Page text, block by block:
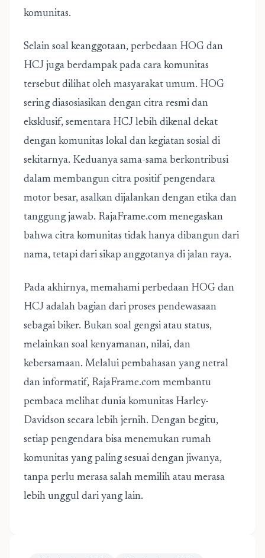
komunitas.
Selain soal keanggotaan, perbedaan HOG dan
HCJ juga berdampak pada cara komunitas
tersebut dilihat oleh masyarakat umum. HOG
sering diasosiasikan dengan citra resmi dan
eksklusif, sementara HCJ lebih dikenal dekat
dengan komunitas lokal dan kegiatan sosial di
sekitarnya. Keduanya sama-sama berkontribusi
dalam membangun citra positif pengendara
motor besar, asalkan dijalankan dengan etika dan
tanggung jawab. RajaFrame.com menegaskan
bahwa citra komunitas tidak hanya dibangun dari
nama, tetapi dari sikap anggotanya di jalan raya.
Pada akhirnya, memahami perbedaan HOG dan
HCJ adalah bagian dari proses pendewasaan
sebagai biker. Bukan soal gengsi atau status,
melainkan soal kenyamanan, nilai, dan
kebersamaan. Melalui pembahasan yang netral
dan informatif, RajaFrame.com membantu
pembaca melihat dunia komunitas Harley-
Davidson secara lebih jernih. Dengan begitu,
setiap pengendara bisa menemukan rumah
komunitas yang paling sesuai dengan jiwanya,
tanpa perlu merasa salah memilih atau merasa
lebih unggul dari yang lain.